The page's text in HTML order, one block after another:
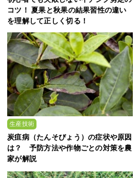
コツ！ 夏果と秋果の結果習性の違い
を理解して正しく切る！
生産技術
炭疽病（たんそびょう）の症状や原因
は？ 予防方法や作物ごとの対策を農
家が解説